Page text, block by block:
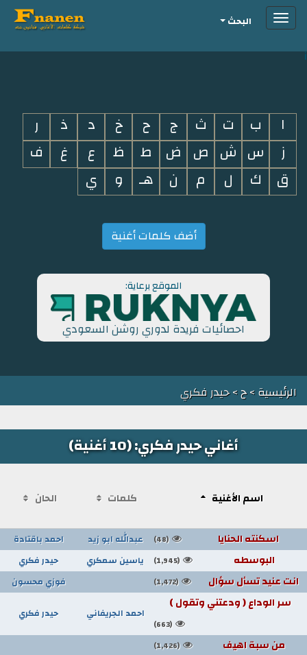
i
Toggleالبحث
ا ب ت ث ج ح خ د ذ
ر
ز
س ش ص ض ط ظ ع غ
ف
ق
ك ل م ن هـ و ي
أضف كلمات أغنية
الموقع برعاية:
احصائيات فريدة لدوري روشن السعودي
الرئيسية>ح> حيدر فكري
أغاني حيدر فكري: (10 أغنية)
اسم الأغنية كلمات الحان
اسكنته الحنايا (48) عبدالله ابو زيد احمد باقتادة
البوسطه (1,945) ياسين سمكري حيدر فكري
انت عنيد تسأل سؤال (1,472) فوزي محسون
سر الوداع ( ودعتني وتقول )
(663)
احمد الجريفاني حيدر فكري
من سبة اهيف (1,426)